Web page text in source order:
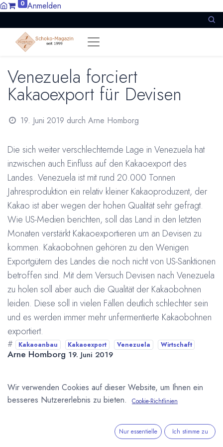
0 Anmelden
Venezuela forciert
Kakaoexport für Devisen
19. Juni 2019 durch Arne Homborg
Die sich weiter verschlechternde Lage in Venezuela hat
inzwischen auch Einfluss auf den Kakaoexport des
Landes. Venezuela ist mit rund 20.000 Tonnen
Jahresproduktion ein relativ kleiner Kakaoproduzent, der
Kakao ist aber wegen der hohen Qualität sehr gefragt.
Wie US-Medien berichten, soll das Land in den letzten
Monaten verstärkt Kakaoexportieren um an Devisen zu
kommen. Kakaobohnen gehören zu den Wenigen
Exportgütern des Landes die noch nicht von US-Sanktionen
betroffen sind. Mit dem Versuch Devisen nach Venezuela
zu holen soll aber auch die Qualität der Kakaobohnen
leiden. Diese soll in vielen Fällen deutlich schlechter sein
und es werden immer mehr unfermentierte Kakaobohnen
exportiert.
# Kakaoanbau Kakaoexport Venezuela Wirtschaft
Arne Homborg 19. Juni 2019
DIESEN BEITRAG TEILEN
Wir verwenden Cookies auf dieser Website, um Ihnen ein
besseres Nutzererlebnis zu bieten.
Cookie-Richtlinien
Nur essentielle Ich stimme zu